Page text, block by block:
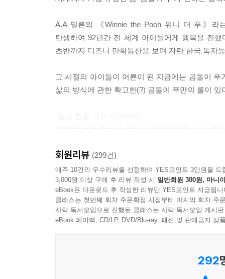
아직 찾아오지 않은 행복을 마냥 기다리기 보다는
지금의 행복을 충분히 느끼는 것이 중요하지 않을
A.A 밀른의 《Winnie the Pooh 위니 더 푸》라
탄생하여 92년간 전 세계 아이들에게 행복을 전
초반까지 디즈니 만화동산을 보며 자란 한국 독자
그 시절의 아이들이 어른이 된 지금에는 곰돌이
삶의 방식에 관한 확고한(?) 곰돌이 푸만의 룰이 있
“기분이 우울해질 것 같아도 걱정하지 마. 그냥 배
이렇듯 푸의 말은 팍팍한 현실과 익숙해진 것만
곰돌이 푸를 기억하고 그리워하는 독자들을 위한
어떤 상황에서든 여유와 미소를 잊지 않는 곰
잊어가는 우리에게, 다시 한번 행복에 관한 희망
회원리뷰 (299건)
매주 10건의 우수리뷰를 선정하여 YES포인트 3만원을 드
3,000원 이상 구매 후 리뷰 작성 시 일반회원 300원, 마니
eBook은 다운로드 후 작성한 리뷰만 YES포인트 지급됩니
클래스는 첫번째 회차 주문확정 시점부터 마지막 회차 주
사락 독서모임으로 진행된 클래스는 사락 독서모임 게시
eBook 페이백, CD/LP, DVD/Blu-ray, 패션 및 판매금지 상
292